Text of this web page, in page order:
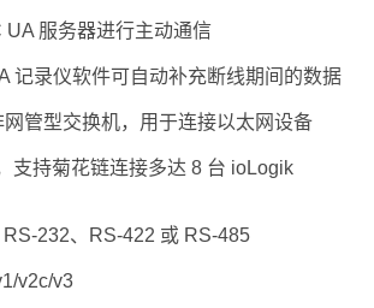
UA 服务器进行主动通信
记录仪软件可自动补充断线期间的数据
网管型交换机，用于连接以太网设备
支持菊花链连接多达 8 台 ioLogik
RS-232、RS-422 或 RS-485
v2c/v3